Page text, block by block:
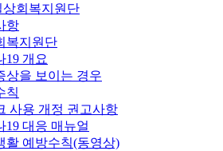
상회복지원단
항
복지원단
19 개요
상을 보이는 경우
칙
사용 개정 권고사항
19 대응 매뉴얼
활 예방수칙(동영상)